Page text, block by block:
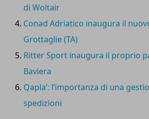
di Woltair
Conad Adriatico inaugura il
Grottaglie (TA)
Ritter Sport inaugura il proprio
Baviera
Qapla’: l’importanza di una
spedizioni